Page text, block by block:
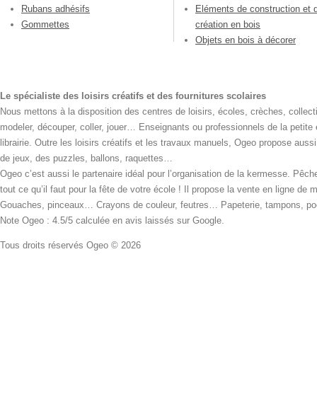
Rubans adhésifs
Gommettes
Eléments de construction et
création en bois
Objets en bois à décorer
Le spécialiste des loisirs créatifs et des fournitures scolaires
Nous mettons à la disposition des centres de loisirs, écoles, crèches,
modeler, découper, coller, jouer… Enseignants ou professionnels de la
librairie. Outre les loisirs créatifs et les travaux manuels, Ogeo propose
de jeux, des puzzles, ballons, raquettes…
Ogeo c’est aussi le partenaire idéal pour l’organisation de la kermesse.
tout ce qu’il faut pour la fête de votre école ! Il propose la vente en ligne
Gouaches, pinceaux… Crayons de couleur, feutres… Papeterie, tampons,
Note Ogeo : 4.5/5 calculée en avis laissés sur Google.
Tous droits réservés Ogeo © 2026